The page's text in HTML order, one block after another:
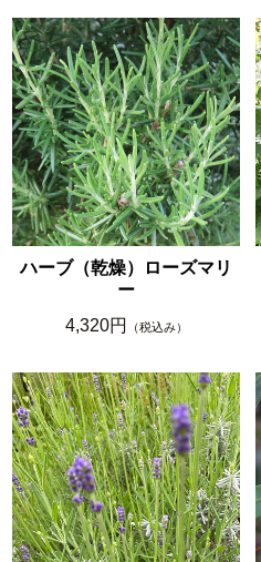
ハーブ（乾燥）ローズマリ
ー
4,320円
（税込み）